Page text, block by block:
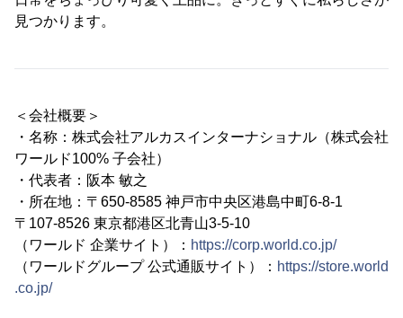
見つかります。
＜会社概要＞
・名称：株式会社アルカスインターナショナル（株式会社
ワールド100% 子会社）
・代表者：阪本 敏之
・所在地：〒650-8585 神戸市中央区港島中町6-8-1
〒107-8526 東京都港区北青山3-5-10
（ワールド 企業サイト）： https://corp.world.co.jp/
（ワールドグループ 公式通販サイト）： https://store.world
.co.jp/